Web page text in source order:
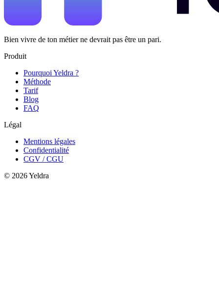
Bien vivre de ton métier ne devrait pas être un pari.
Produit
Pourquoi Yeldra ?
Méthode
Tarif
Blog
FAQ
Légal
Mentions légales
Confidentialité
CGV / CGU
© 2026Yeldra